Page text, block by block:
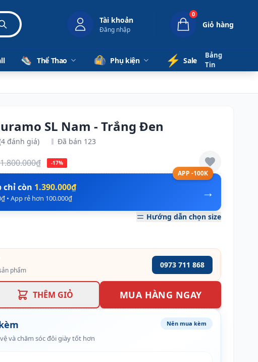
Tài khoản
Đăng nhập
0
Giỏ hàng
Thể Thao Phụ kiện ⚡️ Sale
Bảng
Tin
SL Nam - Trắng Đen
đánh giá) Đã bán 123
1.800.000₫ -17%
APP -100K
→
chỉ còn 1.390.000₫
• App rẻ hơn 100.000₫
Hướng dẫn chọn size
phẩm
0973 711 868
THÊM GIỎ MUA HÀNG NGAY
và chăm sóc đôi giày tốt hơn
Nên mua kèm